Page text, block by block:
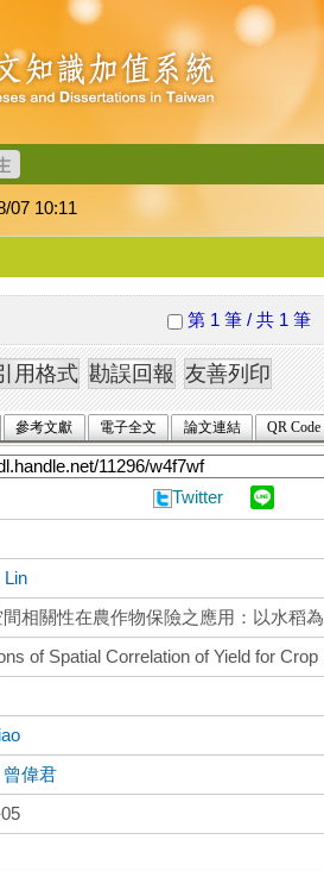
07 10:11
第 1 筆 / 共 1 筆
參考文獻 電子全文 論文連結 QR Code
Twitter
Lin
相關性在農作物保險之應用：以水稻為
of Spatial Correlation of Yield for
曾偉君